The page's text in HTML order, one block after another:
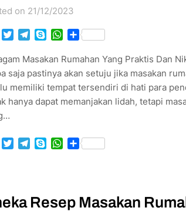
on 21/12/2023
TwitterTelegram
SkypeWhatsApp
Share
Masakan Rumahan Yang Praktis Dan
saja pastinya akan setuju jika masakan
memiliki tempat tersendiri di hati para
hanya dapat memanjakan lidah, tetapi
TwitterTelegram
SkypeWhatsApp
Share
Resep Masakan